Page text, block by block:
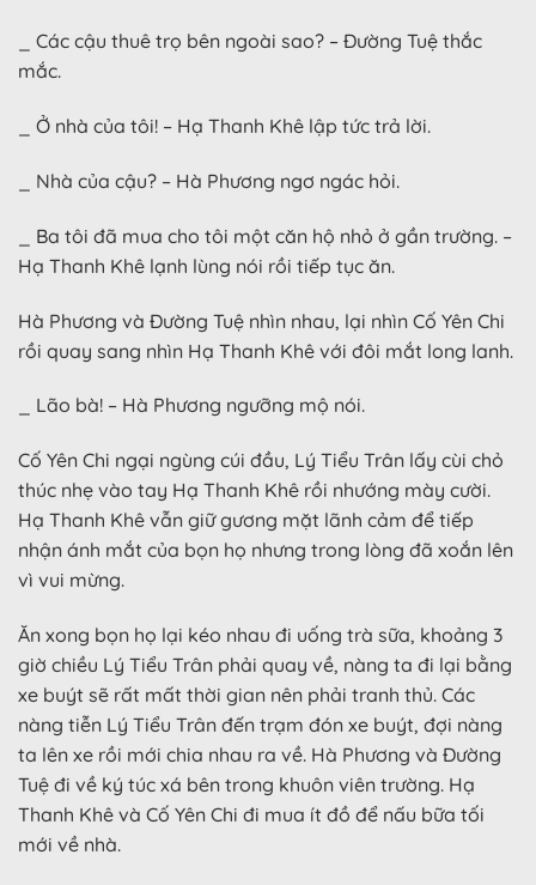
_ Các cậu thuê trọ bên ngoài sao? – Đường Tuệ thắc
mắc.
_ Ở nhà của tôi! – Hạ Thanh Khê lập tức trả lời.
_ Nhà của cậu? – Hà Phương ngơ ngác hỏi.
_ Ba tôi đã mua cho tôi một căn hộ nhỏ ở gần trường. –
Hạ Thanh Khê lạnh lùng nói rồi tiếp tục ăn.
Hà Phương và Đường Tuệ nhìn nhau, lại nhìn Cố Yên Chi
rồi quay sang nhìn Hạ Thanh Khê với đôi mắt long lanh.
_ Lão bà! – Hà Phương ngưỡng mộ nói.
Cố Yên Chi ngại ngùng cúi đầu, Lý Tiểu Trân lấy cùi chỏ
thúc nhẹ vào tay Hạ Thanh Khê rồi nhướng mày cười.
Hạ Thanh Khê vẫn giữ gương mặt lãnh cảm để tiếp
nhận ánh mắt của bọn họ nhưng trong lòng đã xoắn lên
vì vui mừng.
Ăn xong bọn họ lại kéo nhau đi uống trà sữa, khoảng 3
giờ chiều Lý Tiểu Trân phải quay về, nàng ta đi lại bằng
xe buýt sẽ rất mất thời gian nên phải tranh thủ. Các
nàng tiễn Lý Tiểu Trân đến trạm đón xe buýt, đợi nàng
ta lên xe rồi mới chia nhau ra về. Hà Phương và Đường
Tuệ đi về ký túc xá bên trong khuôn viên trường. Hạ
Thanh Khê và Cố Yên Chi đi mua ít đồ để nấu bữa tối
mới về nhà.